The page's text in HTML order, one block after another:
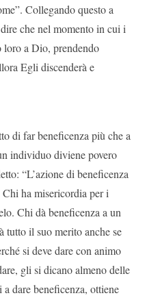
Collegando questo a
che nel momento in cui i
loro a Dio, prendendo
Egli discenderà e
di far beneficenza più che a
individuo diviene povero
“L’azione di beneficenza
Chi ha misericordia per i
Chi dà beneficenza a un
tutto il suo merito anche se
si deve dare con animo
gli si dicano almeno delle
dare beneficenza, ottiene